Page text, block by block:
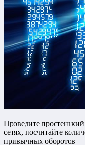
Проведите
сетях, посчитайте
привычных оборотов —